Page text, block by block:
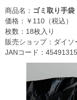
商品名： ゴミ取り手
価格：￥110（税込）
枚数：18枚入り
販売ショップ：ダイソ
JANコード：